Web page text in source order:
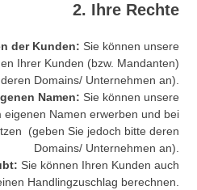
2. Ihre Rechte
der Kunden: Sie können unsere
Ihrer Kunden (bzw. Mandanten)
Domains/ Unternehmen an).
Namen: Sie können unsere
eigenen Namen erwerben und bei
(geben Sie jedoch bitte deren
Domains/ Unternehmen an).
Sie können Ihren Kunden auch
Handlingzuschlag berechnen.